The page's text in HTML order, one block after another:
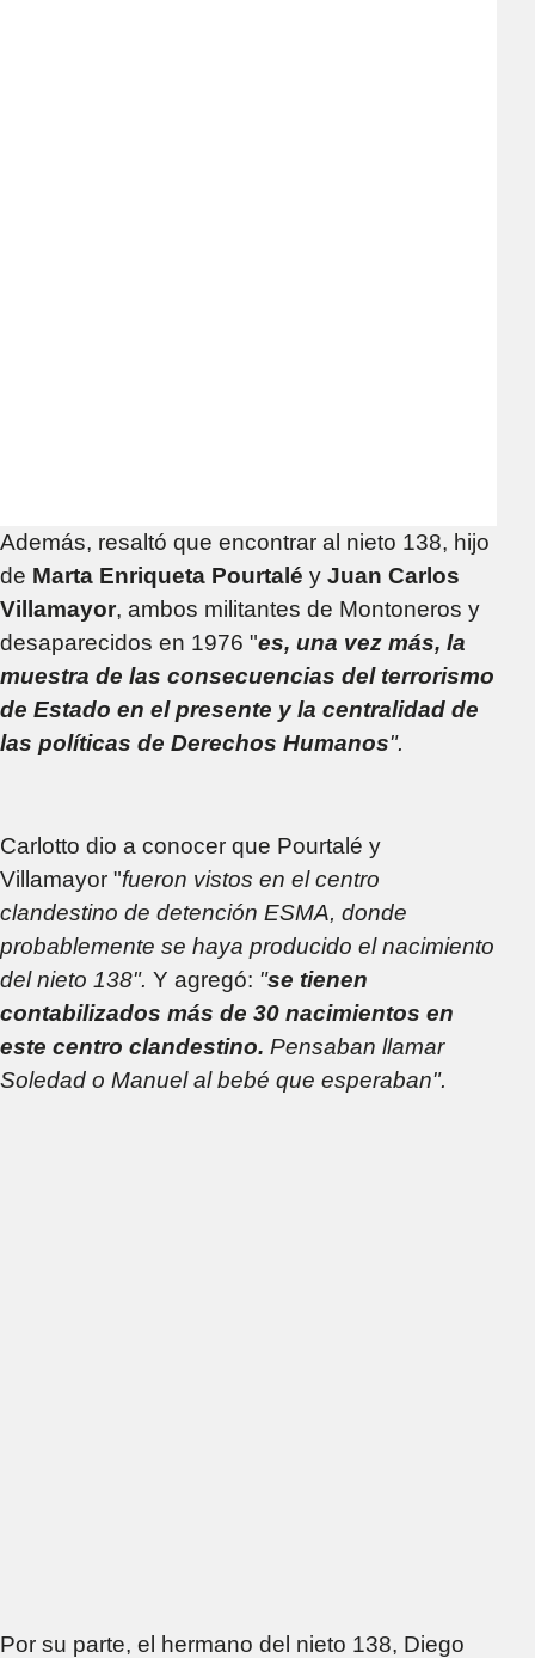
Además, resaltó que encontrar al nieto 138, hijo
de Marta Enriqueta Pourtalé y Juan Carlos
Villamayor, ambos militantes de Montoneros y
desaparecidos en 1976 "es, una vez más, la
muestra de las consecuencias del terrorismo
de Estado en el presente y la centralidad de
las políticas de Derechos Humanos".
Carlotto dio a conocer que Pourtalé y
Villamayor "fueron vistos en el centro
clandestino de detención ESMA, donde
probablemente se haya producido el nacimiento
del nieto 138". Y agregó: "se tienen
contabilizados más de 30 nacimientos en
este centro clandestino. Pensaban llamar
Soledad o Manuel al bebé que esperaban".
Por su parte, el hermano del nieto 138, Diego